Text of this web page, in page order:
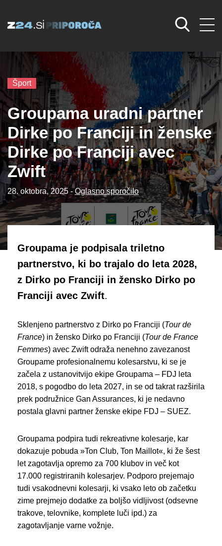
Šport
Groupama uradni partner
Dirke po Franciji in ženske
Dirke po Franciji avec
Zwift
28. oktobra, 2025 -Oglasno sporočilo
Groupama je podpisala triletno
partnerstvo, ki bo trajalo do leta 2028,
z Dirko po Franciji in žensko Dirko po
Franciji avec Zwift.
Sklenjeno partnerstvo z Dirko po Franciji (Tour de
France) in žensko Dirko po Franciji (Tour de France
Femmes) avec Zwift odraža nenehno zavezanost
Groupame profesionalnemu kolesarstvu, ki se je
začela z ustanovitvijo ekipe Groupama – FDJ leta
2018, s pogodbo do leta 2027, in se od takrat razširila
prek podružnice Gan Assurances, ki je nedavno
postala glavni partner ženske ekipe FDJ – SUEZ.
Groupama podpira tudi rekreativne kolesarje, kar
dokazuje pobuda »Ton Club, Ton Maillot«, ki že šest
let zagotavlja opremo za 700 klubov in več kot
17.000 registriranih kolesarjev. Podporo prejemajo
tudi vsakodnevni kolesarji, ki vsako leto ob začetku
zime prejmejo dodatke za boljšo vidljivost (odsevne
trakove, telovnike, komplete luči ipd.) za
zagotavljanje varne vožnje.